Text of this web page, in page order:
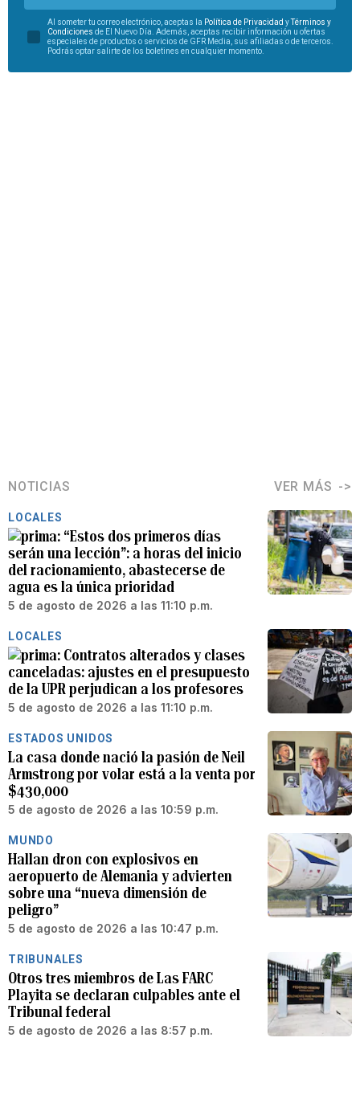
Al someter tu correo electrónico, aceptas la Política de Privacidad yTérminos y
Condiciones de El Nuevo Día. Además, aceptas recibir información u ofertas
especiales de productos o servicios de GFR Media, sus afiliadas o de terceros.
Podrás optar salirte de los boletines en cualquier momento.
NOTICIAS VER MÁS
LOCALES
“Estos dos primeros días
serán una lección”: a horas del inicio
del racionamiento, abastecerse de
agua es la única prioridad
5 de agosto de 2026 a las 11:10 p.m.
LOCALES
Contratos alterados y clases
canceladas: ajustes en el presupuesto
de la UPR perjudican a los profesores
5 de agosto de 2026 a las 11:10 p.m.
ESTADOS UNIDOS
La casa donde nació la pasión de Neil
Armstrong por volar está a la venta por
$430,000
5 de agosto de 2026 a las 10:59 p.m.
MUNDO
Hallan dron con explosivos en
aeropuerto de Alemania y advierten
sobre una “nueva dimensión de
peligro”
5 de agosto de 2026 a las 10:47 p.m.
TRIBUNALES
Otros tres miembros de Las FARC
Playita se declaran culpables ante el
Tribunal federal
5 de agosto de 2026 a las 8:57 p.m.